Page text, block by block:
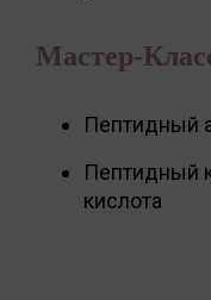
Мастер-
Пептидный
Пептидный
кислота